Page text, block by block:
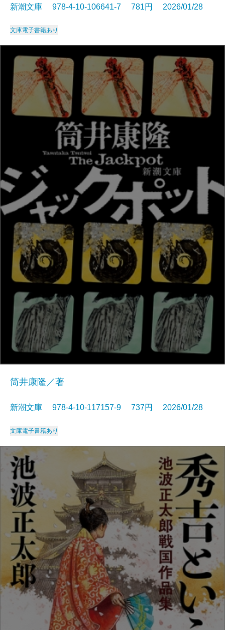
新潮文庫 978-4-10-106641-7 781円 2026/01/28
文庫電子書籍あり
筒井康隆／著
新潮文庫 978-4-10-117157-9 737円 2026/01/28
文庫電子書籍あり